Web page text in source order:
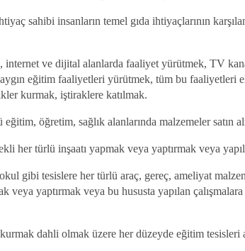
sahibi insanların temel gıda ihtiyaçlarının
internet ve dijital alanlarda faaliyet yürütmek, TV
eğitim faaliyetleri yürütmek, tüm bu faaliyetleri
kurmak, iştiraklere katılmak.
öğretim, sağlık alanlarında malzemeler
her türlü inşaatı yapmak veya yaptırmak veya
gibi tesislere her türlü araç, gereç, ameliyat
veya yaptırmak veya bu hususta yapılan
dahli olmak üzere her düzeyde eğitim tesisleri